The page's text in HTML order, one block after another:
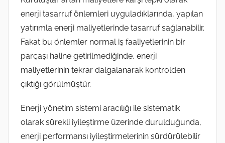
enerji tasarruf önlemleri uyguladıklarında, yapılan
yatırımla enerji maliyetlerinde tasarruf sağlanabilir.
Fakat bu önlemler normal iş faaliyetlerinin bir
parçaşı haline getirilmediğinde, enerji
maliyetlerinin tekrar dalgalanarak kontrolden
çıktığı görülmüştür.
Enerji yönetim sistemi aracılığı ile sistematik
olarak sürekli iyileştirme üzerinde durulduğunda,
enerji performansı iyileştirmelerinin sürdürülebilir